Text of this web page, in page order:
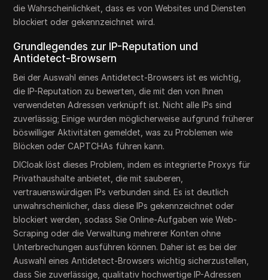
die Wahrscheinlichkeit, dass es von Websites und Diensten
blockiert oder gekennzeichnet wird.
Grundlegendes zur IP-Reputation und
Antidetect-Browsern
Bei der Auswahl eines Antidetect-Browsers ist es wichtig,
die IP-Reputation zu bewerten, die mit den von Ihnen
verwendeten Adressen verknüpft ist. Nicht alle IPs sind
zuverlässig; Einige wurden möglicherweise aufgrund früherer
böswilliger Aktivitäten gemeldet, was zu Problemen wie
Blöcken oder CAPTCHAs führen kann.
DICloak löst dieses Problem, indem es integrierte Proxys für
Privathaushalte anbietet, die mit sauberen,
vertrauenswürdigen IPs verbunden sind. Es ist deutlich
unwahrscheinlicher, dass diese IPs gekennzeichnet oder
blockiert werden, sodass Sie Online-Aufgaben wie Web-
Scraping oder die Verwaltung mehrerer Konten ohne
Unterbrechungen ausführen können. Daher ist es bei der
Auswahl eines Antidetect-Browsers wichtig sicherzustellen,
dass Sie zuverlässige, qualitativ hochwertige IP-Adressen